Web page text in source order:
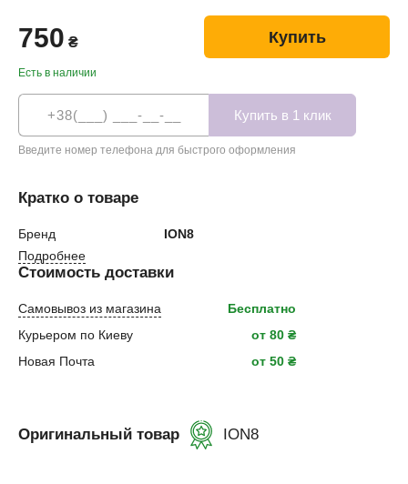
750 ₴
Есть в наличии
Купить
Введите номер телефона для быстрого оформления
Кратко о товаре
Бренд
ION8
Подробнее
Стоимость доставки
Самовывоз из магазина
Бесплатно
Курьером по Киеву
от 80 ₴
Новая Почта
от 50 ₴
Оригинальный товар ION8